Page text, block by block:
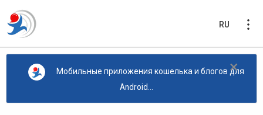
RU
×
Мобильные приложения кошелька и блогов для
Android...